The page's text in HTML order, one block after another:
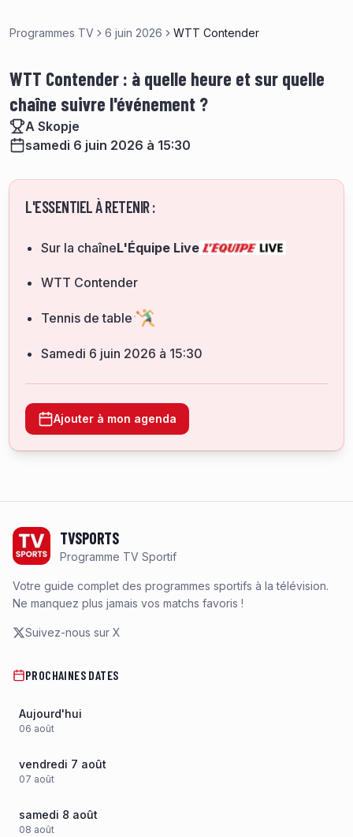
Programmes TV 6 juin 2026 WTT Contender
WTT Contender : à quelle heure et sur quelle
chaîne suivre l'événement ?
A Skopje
samedi 6 juin 2026 à 15:30
L'ESSENTIEL À RETENIR :
Sur la chaîneL'Équipe Live
WTT Contender
Tennis de table
samedi 6 juin 2026 à 15:30
Ajouter à mon agenda
TVSPORTS
Programme TV Sportif
Votre guide complet des programmes sportifs à la télévision.
Ne manquez plus jamais vos matchs favoris !
Suivez-nous sur X
PROCHAINES DATES
Aujourd'hui
06 août
vendredi 7 août
07 août
samedi 8 août
08 août